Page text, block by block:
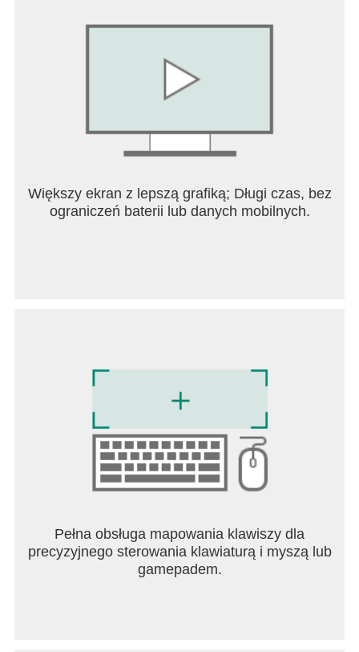
publicznych lub prywatnych.
* Graj wszędzie – tryb offline dla jednego gracza
działa nawet wtedy, gdy nie ma Wi-Fi!
* Małpia wiedza! Ponad 100 meta-ulepszeń, które
* Moce i natychmiastowe małpki! Zdobywane
podczas rozgrywki, wydarzeń i z osiągnięciami.
Naprawdę szanujemy twój czas i wsparcie. Mamy
nadzieję, że Bloons TD 6 będzie najlepszą grą
strategiczną, w jaką kiedykolwiek grałeś. Jeśli tak
nie jest, skontaktuj się z nami przez stronę
https://support.ninjakiwi.com i powiedz nam, co
możemy poprawić!
Ale blony same nie popękają... naostrz swoje rzutki
Większy ekran z lepszą grafiką; Długi czas, bez
ograniczeń baterii lub danych mobilnych.
Pełna obsługa mapowania klawiszy dla
precyzyjnego sterowania klawiaturą i myszą lub
gamepadem.